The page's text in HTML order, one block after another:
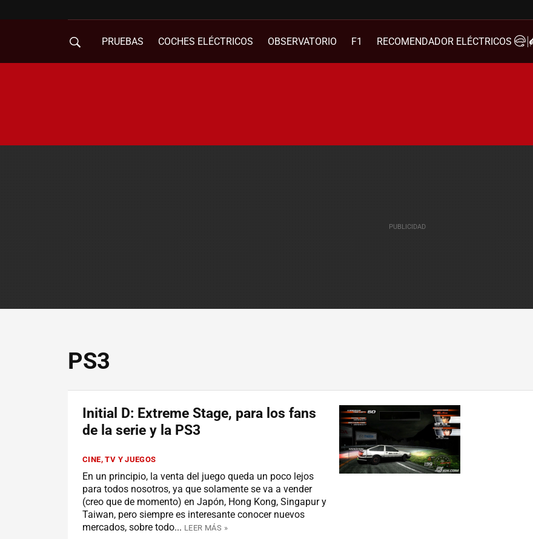
PRUEBAS COCHES ELÉCTRICOS OBSERVATORIO F1
RECOMENDADOR ELÉCTRICOS
PS3
Initial D: Extreme Stage, para los fans
de la serie y la PS3
CINE, TV Y JUEGOS
En un principio, la venta del juego queda un poco lejos
para todos nosotros, ya que solamente se va a vender
(creo que de momento) en Japón, Hong Kong, Singapur y
Taiwan, pero siempre es interesante conocer nuevos
mercados, sobre todo... LEER MÁS »